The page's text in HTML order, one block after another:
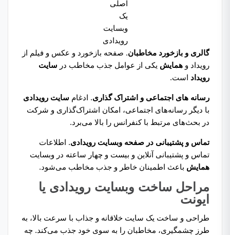
اصلی
یک
وبسایت
رویدادی
گالری و بازخورد مخاطبان. صفحه بازخورد و عکس و فیلم از
رویداد و همایش‌ یکی از عوامل جذب مخاطب در سایت
رویداد است.
رسانه های اجتماعی و اشتراک گذاری. ادغام سایت رویدادی
با دیگر رسانه‌های اجتماعی، امکان اشتراک‌گذاری و شرکت
در بحث‌های مرتبط با کنفرانس را بالا می‌برد.
تماس و پشتیبانی در صفحه وبسایت رویدادی. اطلاعات
تماس و پشتیبانی آنلاین و بیست و چهار ساعته در وبسایت
همایش باعث اطمینان خاطر و جذب مخاطب می‌شود.
مراحل ساخت وبسایت رویدادی یا
ایونت
طراحی و ساخت یک سایت خلاقانه و جذاب با سرعت بالا، به
طرز چشمگیری، مخاطبان را به سوی خود جذب می‌کند. چه